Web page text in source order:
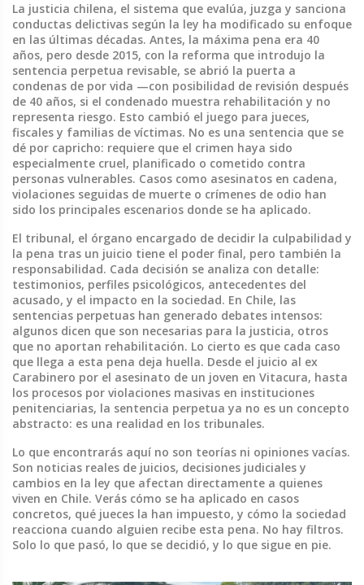
La justicia chilena, el sistema que evalúa, juzga y sanciona
conductas delictivas según la ley ha modificado su enfoque
en las últimas décadas. Antes, la máxima pena era 40
años, pero desde 2015, con la reforma que introdujo la
sentencia perpetua revisable, se abrió la puerta a
condenas de por vida —con posibilidad de revisión después
de 40 años, si el condenado muestra rehabilitación y no
representa riesgo. Esto cambió el juego para jueces,
fiscales y familias de víctimas. No es una sentencia que se
dé por capricho: requiere que el crimen haya sido
especialmente cruel, planificado o cometido contra
personas vulnerables. Casos como asesinatos en cadena,
violaciones seguidas de muerte o crímenes de odio han
sido los principales escenarios donde se ha aplicado.
El tribunal, el órgano encargado de decidir la culpabilidad y
la pena tras un juicio tiene el poder final, pero también la
responsabilidad. Cada decisión se analiza con detalle:
testimonios, perfiles psicológicos, antecedentes del
acusado, y el impacto en la sociedad. En Chile, las
sentencias perpetuas han generado debates intensos:
algunos dicen que son necesarias para la justicia, otros
que no aportan rehabilitación. Lo cierto es que cada caso
que llega a esta pena deja huella. Desde el juicio al ex
Carabinero por el asesinato de un joven en Vitacura, hasta
los procesos por violaciones masivas en instituciones
penitenciarias, la sentencia perpetua ya no es un concepto
abstracto: es una realidad en los tribunales.
Lo que encontrarás aquí no son teorías ni opiniones vacías.
Son noticias reales de juicios, decisiones judiciales y
cambios en la ley que afectan directamente a quienes
viven en Chile. Verás cómo se ha aplicado en casos
concretos, qué jueces la han impuesto, y cómo la sociedad
reacciona cuando alguien recibe esta pena. No hay filtros.
Solo lo que pasó, lo que se decidió, y lo que sigue en pie.